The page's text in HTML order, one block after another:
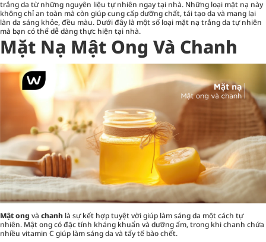
trắng da từ những nguyên liệu tự nhiên ngay tại nhà. Những loại mặt nạ này
không chỉ an toàn mà còn giúp cung cấp dưỡng chất, tái tạo da và mang lại
làn da sáng khỏe, đều màu. Dưới đây là một số loại mặt nạ trắng da tự nhiên
mà bạn có thể dễ dàng thực hiện tại nhà.
Mặt Nạ Mật Ong Và Chanh
Mật ong và chanh là sự kết hợp tuyệt vời giúp làm sáng da một cách tự
nhiên. Mật ong có đặc tính kháng khuẩn và dưỡng ẩm, trong khi chanh chứa
nhiều vitamin C giúp làm sáng da và tẩy tế bào chết.